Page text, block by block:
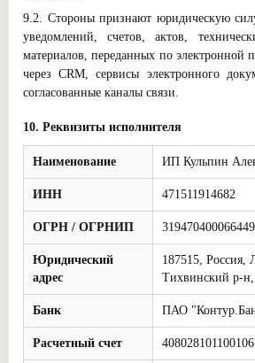
9.2. Стороны признают юридическую
уведомлений, счетов, актов,
материалов, переданных по электронной
через CRM, сервисы электронного
согласованные каналы связи.
10. Реквизиты исполнителя
Наименование ИП Кульпин
ИНН 471511914682
ОГРН / ОГРНИП 319470400066449
Юридический
адрес
187515, Россия,
Тихвинский р-н,
Банк ПАО
Расчетный счет